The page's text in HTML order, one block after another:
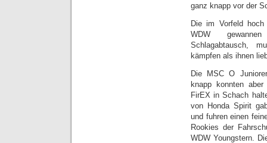
ganz knapp vor der
Die im Vorfeld hoch
WDW
Schlagabtausch,
kämpfen als ihnen
Die MSC O
knapp konnten
FirEX in Schach
von Honda Spirit
und fuhren einen
Rookies der
WDW Youngstern.